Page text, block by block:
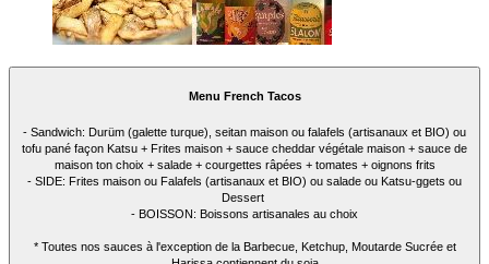
Menu French Tacos
- Sandwich: Durüm (galette turque), seitan maison ou falafels (artisanaux et BIO) ou
tofu pané façon Katsu + Frites maison + sauce cheddar végétale maison + sauce de
maison ton choix + salade + courgettes râpées + tomates + oignons frits
- SIDE: Frites maison ou Falafels (artisanaux et BIO) ou salade ou Katsu-ggets ou
Dessert
- BOISSON: Boissons artisanales au choix
* Toutes nos sauces à l'exception de la Barbecue, Ketchup, Moutarde Sucrée et